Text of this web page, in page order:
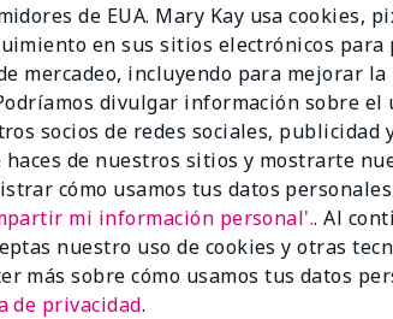
de EUA. Mary Kay usa cookies,
en sus sitios electrónicos para
mercadeo, incluyendo para mejorar la
divulgar información sobre el
socios de redes sociales, publicidad
de nuestros sitios y mostrarte
cómo usamos tus datos
mi información personal'.. Al
nuestro uso de cookies y otras
más sobre cómo usamos tus datos
de privacidad.